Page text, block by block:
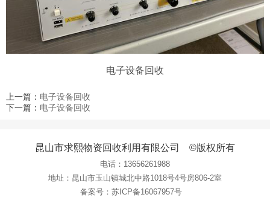
电子设备回收
上一篇： 电子设备回收
下一篇： 电子设备回收
昆山市求熙物资回收利用有限公司 ©版权所有
电话： 13656261988
地址：昆山市玉山镇城北中路1018号4号房806-2室
备案号： 苏ICP备16067957号